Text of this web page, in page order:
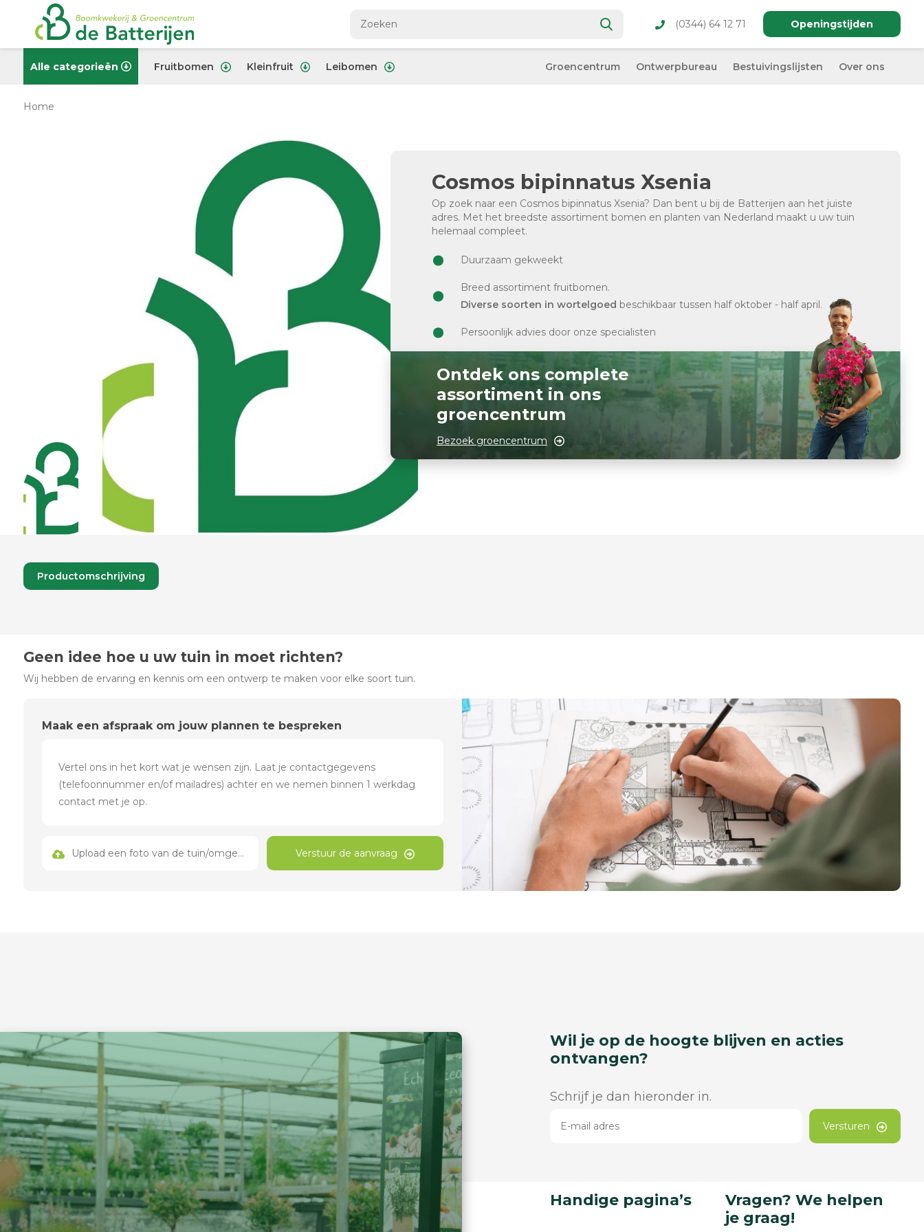
(0344) 64 12 71 Openingstijden
Alle categorieën Fruitbomen Kleinfruit Leibomen Groencentrum Ontwerpbureau Bestuivingslijsten Over ons
Home
Cosmos bipinnatus Xsenia
Op zoek naar een Cosmos bipinnatus Xsenia? Dan bent u bij de Batterijen aan het juiste
adres. Met het breedste assortiment bomen en planten van Nederland maakt u uw tuin
helemaal compleet.
Duurzaam gekweekt
Breed assortiment fruitbomen.
Diverse soorten in wortelgoed beschikbaar tussen half oktober - half april.
Persoonlijk advies door onze specialisten
Ontdek ons complete
assortiment in ons
groencentrum
Bezoek groencentrum
Productomschrijving
Geen idee hoe u uw tuin in moet richten?
Wij hebben de ervaring en kennis om een ontwerp te maken voor elke soort tuin.
Maak een afspraak om jouw plannen te bespreken
Upload een foto van de tuin/omgeving Verstuur de aanvraag
Wil je op de hoogte blijven en acties
ontvangen?
Schrijf je dan hieronder in.
Versturen
Handige pagina’s
Vragen? We helpen
je graag!